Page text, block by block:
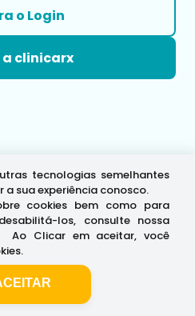
o Login
a clinicarx
tecnologias semelhantes
sua experiência conosco.
cookies bem como para
los, consulte nossa
Ao Clicar em aceitar, você